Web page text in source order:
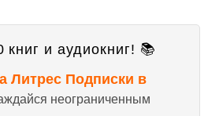
и аудиокниг! 📚
Литрес Подписки в
неограниченным